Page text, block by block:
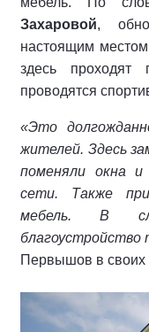
Захаровой,
настоящим
здесь проходят
проводятся
«Это
жителей. Здесь
поменяли окна и
сети. Также
мебель. В
благоустройство
Первышов в своих